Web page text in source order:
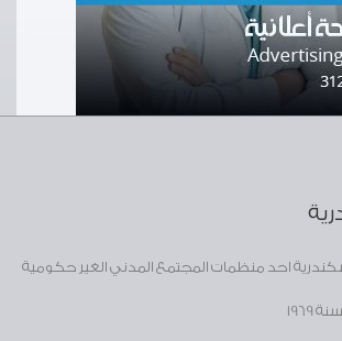
احد منظمات المجتمع المدني الغير حكومية